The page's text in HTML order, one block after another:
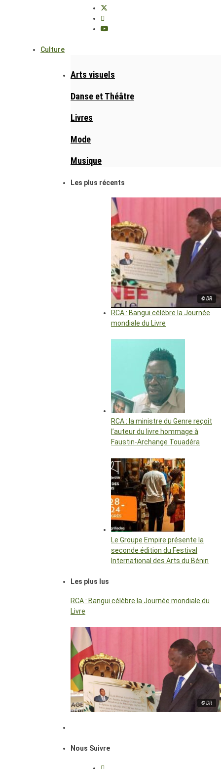
Culture
Arts visuels
Danse et Théâtre
Livres
Mode
Musique
Les plus récents
© DR
RCA : Bangui célèbre la Journée
mondiale du Livre
RCA : la ministre du Genre reçoit
l’auteur du livre hommage à
Faustin-Archange Touadéra
Le Groupe Empire présente la
seconde édition du Festival
International des Arts du Bénin
Les plus lus
RCA : Bangui célèbre la Journée mondiale du
Livre
© DR
Nous Suivre